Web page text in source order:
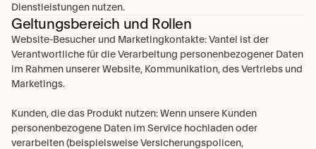
Dienstleistungen nutzen.
Geltungsbereich und Rollen
Website-Besucher und Marketingkontakte: Vantel ist der
Verantwortliche für die Verarbeitung personenbezogener Daten
im Rahmen unserer Website, Kommunikation, des Vertriebs und
Marketings.
Kunden, die das Produkt nutzen: Wenn unsere Kunden
personenbezogene Daten im Service hochladen oder
verarbeiten (beispielsweise Versicherungspolicen,